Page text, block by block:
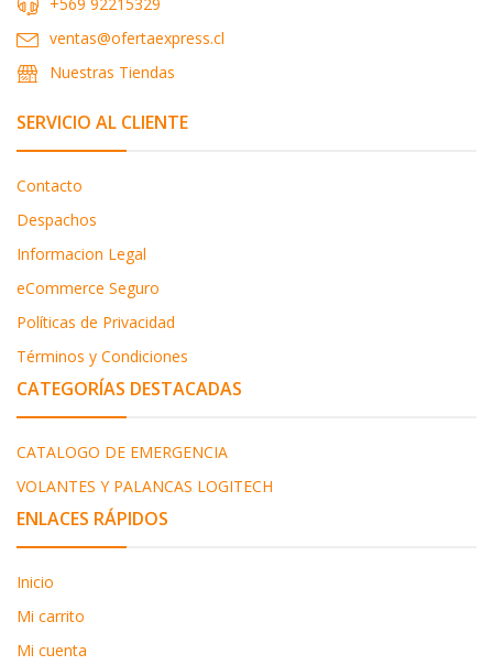
ventas@ofertaexpress.cl
Nuestras Tiendas
SERVICIO AL CLIENTE
Contacto
Despachos
Informacion Legal
eCommerce Seguro
Políticas de Privacidad
Términos y Condiciones
CATEGORÍAS DESTACADAS
CATALOGO DE EMERGENCIA
VOLANTES Y PALANCAS LOGITECH
ENLACES RÁPIDOS
Inicio
Mi carrito
Mi cuenta